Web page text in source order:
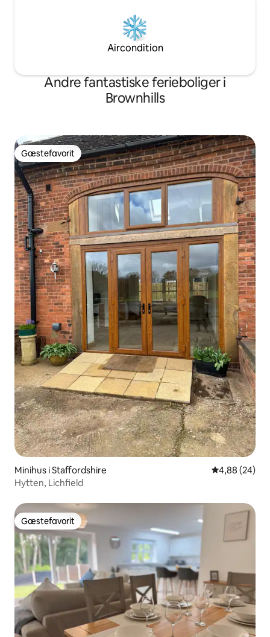
Aircondition
Andre fantastiske ferieboliger i
Brownhills
Gæstefavorit
Gæstefavorit
Minihus i Staffordshire 4,88 ud af 5 i
4,88 (24)
Hytten, Lichfield
Gæstefavorit
Gæstefavorit